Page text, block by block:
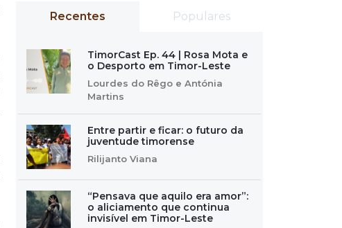
Recentes Populares
TimorCast Ep. 44 | Rosa Mota e
o Desporto em Timor-Leste
Lourdes do Rêgo e Antónia
Martins
Entre partir e ficar: o futuro da
juventude timorense
Rilijanto Viana
“Pensava que aquilo era amor”:
o aliciamento que continua
invisível em Timor-Leste